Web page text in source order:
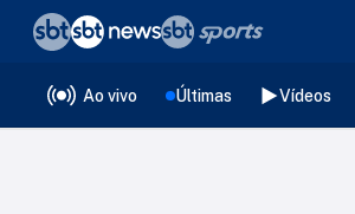
Ao vivo Últimas Vídeos
❮voltar
Editorias